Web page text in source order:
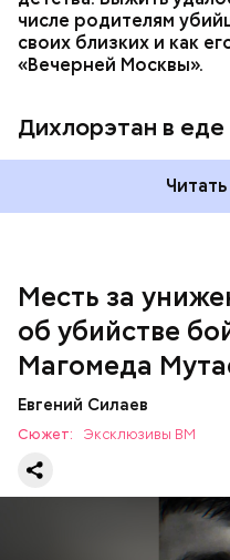
числе родителям
своих близких и как
«Вечерней Москвы».
Дихлорэтан в
Месть за
об убийстве
Магомеда
Евгений Силаев
Сюжет: Эксклюзивы ВМ
двум статьям:
оружия».
контроль
России Александр
— Личность
полицией
Республике Дагестан.